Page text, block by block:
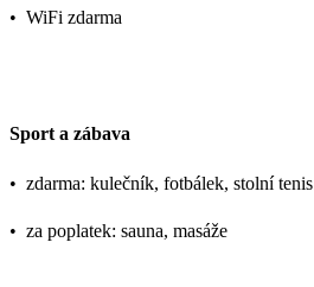
• WiFi zdarma
Sport a zábava
• zdarma: kulečník, fotbálek, stolní tenis
• za poplatek: sauna, masáže